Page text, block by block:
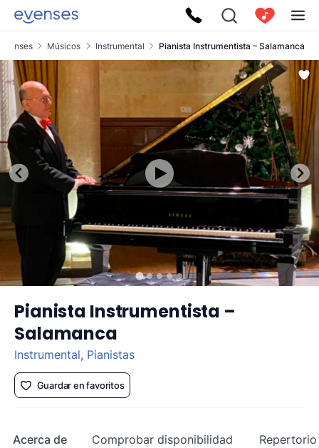
Evenses Músicos Instrumental Pianista Instrumentista – Salamanca
Pianista Instrumentista –
Salamanca
Instrumental, Pianistas
Guardar en favoritos
Acerca de Comprobar disponibilidad Repertorio